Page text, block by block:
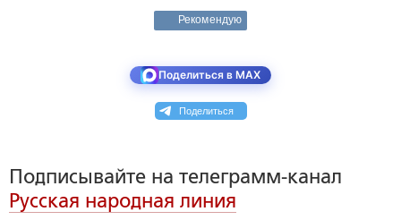
Рекомендую
Поделиться в MAX
Поделиться
Подписывайте на телеграмм-канал
Русская народная линия